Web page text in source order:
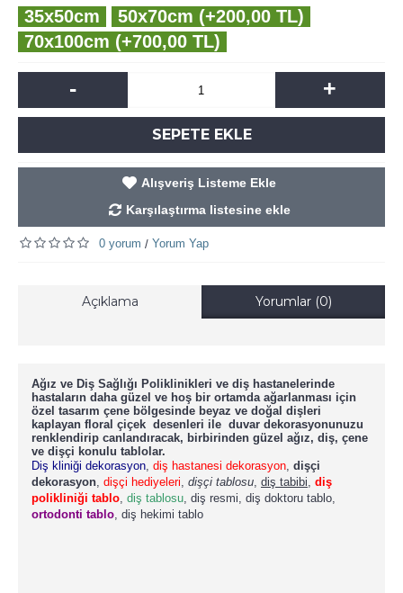
35x50cm
50x70cm (+200,00 TL)
70x100cm (+700,00 TL)
- +
SEPETE EKLE
Alışveriş Listeme Ekle
Karşılaştırma listesine ekle
0 yorum / Yorum Yap
Açıklama Yorumlar (0)
Ağız ve Diş Sağlığı Poliklinikleri ve diş hastanelerinde
hastaların daha güzel ve hoş bir ortamda ağarlanması için
özel tasarım çene bölgesinde beyaz ve doğal dişleri
kaplayan floral çiçek desenleri ile duvar dekorasyonunuzu
renklendirip canlandıracak, birbirinden güzel ağız, diş, çene
ve dişçi konulu tablolar.
Diş kliniği dekorasyon, diş hastanesi dekorasyon, dişçi
dekorasyon, dişçi hediyeleri, dişçi tablosu, diş tabibi, diş
polikliniği tablo, diş tablosu, diş resmi, diş doktoru tablo,
ortodonti tablo, diş hekimi tablo